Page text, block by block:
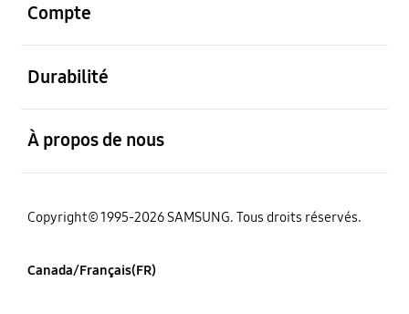
Compte
Durabilité
À propos de nous
Copyright© 1995-2026 SAMSUNG. Tous droits réservés.
Canada/Français(FR)